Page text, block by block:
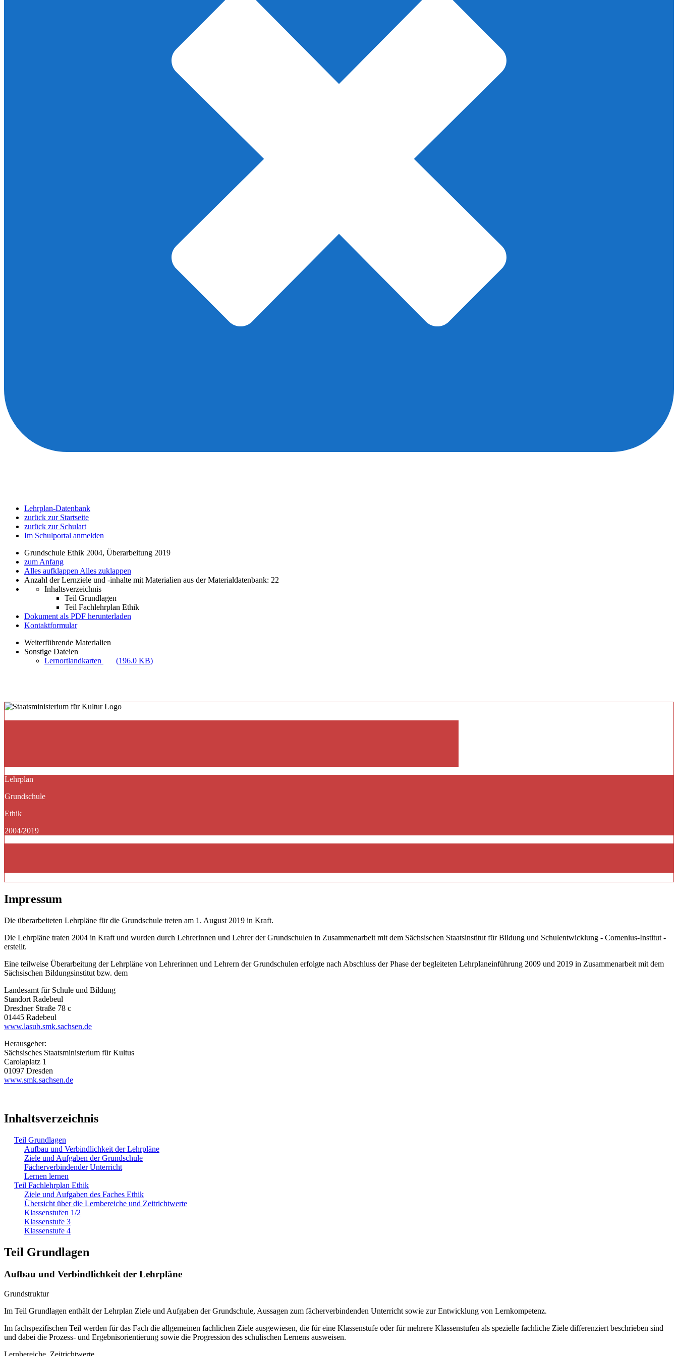
Lehrplan-Datenbank
zurück zur Startseite
zurück zur Schulart
Im Schulportal anmelden
Grundschule Ethik 2004, Überarbeitung 2019
zum Anfang
Alles aufklappen Alles zuklappen
Anzahl der Lernziele und -inhalte mit Materialien aus der Materialdatenbank: 22
Inhaltsverzeichnis
Teil Grundlagen
Teil Fachlehrplan Ethik
Dokument als PDF herunterladen
Kontaktformular
Weiterführende Materialien
Sonstige Dateien
Lernortlandkarten
(196.0 KB)
Lehrplan
Grundschule
Ethik
2004/2019
Impressum
Die überarbeiteten Lehrpläne für die Grundschule treten am 1. August 2019 in Kraft.
Die Lehrpläne traten 2004 in Kraft und wurden durch Lehrerinnen und Lehrer der Grundschulen in Zusammenarbeit mit dem Sächsischen Staatsinstitut für Bildung und Schulentwicklung - Comenius-Institut -
erstellt.
Eine teilweise Überarbeitung der Lehrpläne von Lehrerinnen und Lehrern der Grundschulen erfolgte nach Abschluss der Phase der begleiteten Lehrplaneinführung 2009 und 2019 in Zusammenarbeit mit dem
Sächsischen Bildungsinstitut bzw. dem
Landesamt für Schule und Bildung
Standort Radebeul
Dresdner Straße 78 c
01445 Radebeul
www.lasub.smk.sachsen.de
Herausgeber:
Sächsisches Staatsministerium für Kultus
Carolaplatz 1
01097 Dresden
www.smk.sachsen.de
Inhaltsverzeichnis
Teil Grundlagen
Aufbau und Verbindlichkeit der Lehrpläne
Ziele und Aufgaben der Grundschule
Fächerverbindender Unterricht
Lernen lernen
Teil Fachlehrplan Ethik
Ziele und Aufgaben des Faches Ethik
Übersicht über die Lernbereiche und Zeitrichtwerte
Klassenstufen 1/2
Klassenstufe 3
Klassenstufe 4
Teil Grundlagen
Aufbau und Verbindlichkeit der Lehrpläne
Grundstruktur
Im Teil Grundlagen enthält der Lehrplan Ziele und Aufgaben der Grundschule, Aussagen zum fächerverbindenden Unterricht sowie zur Entwicklung von Lernkompetenz.
Im fachspezifischen Teil werden für das Fach die allgemeinen fachlichen Ziele ausgewiesen, die für eine Klassenstufe oder für mehrere Klassenstufen als spezielle fachliche Ziele differenziert beschrieben sind
und dabei die Prozess- und Ergebnisorientierung sowie die Progression des schulischen Lernens ausweisen.